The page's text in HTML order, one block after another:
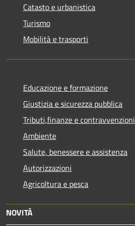
Catasto e urbanistica
Turismo
Mobilità e trasporti
Educazione e formazione
Giustizia e sicurezza pubblica
Tributi,finanze e contravvenzioni
Ambiente
Salute, benessere e assistenza
Autorizzazioni
Agricoltura e pesca
NOVITÀ